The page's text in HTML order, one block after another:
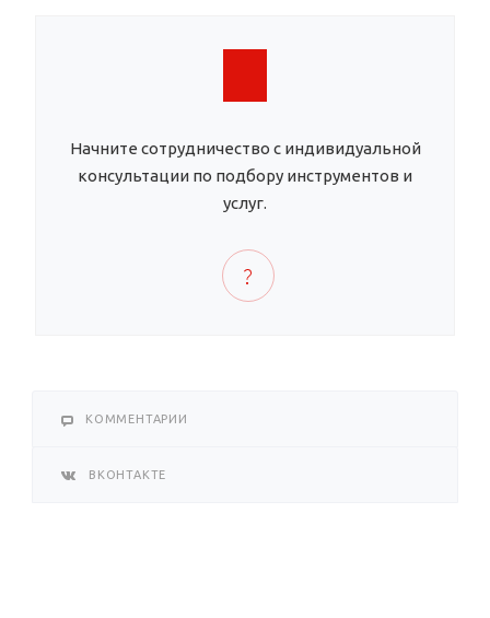
Начните сотрудничество с индивидуальной
консультации по подбору инструментов и
услуг.
КОММЕНТАРИИ
ВКОНТАКТЕ